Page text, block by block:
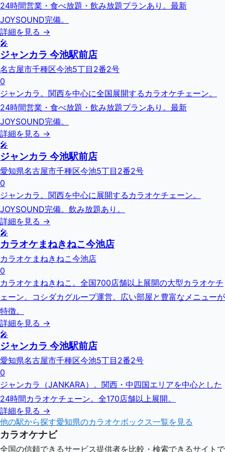
24時間営業・食べ放題・飲み放題プランあり。最新
JOYSOUND完備。
詳細を見る →
🎤
ジャンカラ 今池駅前店
名古屋市千種区今池5丁目2番2号
0
ジャンカラ。関西を中心に全国展開するカラオケチェーン。
24時間営業・食べ放題・飲み放題プランあり。最新
JOYSOUND完備。
詳細を見る →
🎤
ジャンカラ 今池駅前店
愛知県名古屋市千種区今池5丁目2番2号
0
ジャンカラ。関西を中心に展開するカラオケチェーン。
JOYSOUND完備。飲み放題あり。
詳細を見る →
🎤
カラオケまねきねこ今池店
カラオケまねきねこ今池店
0
カラオケまねきねこ。全国700店舗以上展開の大型カラオケチ
ェーン。コシダカグループ運営。広い部屋と豊富なメニューが
特徴。
詳細を見る →
🎤
ジャンカラ 今池駅前店
愛知県名古屋市千種区今池5丁目2番2号
0
ジャンカラ（JANKARA）。関西・中四国エリアを中心とした
24時間カラオケチェーン。全170店舗以上展開。
詳細を見る →
他の駅から探す愛知県のカラオケボックス一覧を見る
カラオケナビ
全国の信頼できるサービス提供者を比較・検索できるサイトで